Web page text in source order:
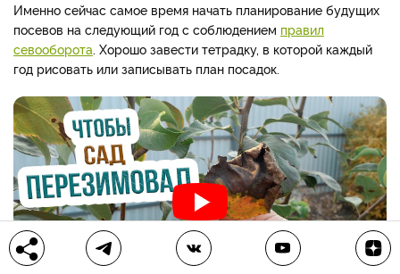
Именно сейчас самое время начать планирование будущих
посевов на следующий год с соблюдением правил
севооборота. Хорошо завести тетрадку, в которой каждый
год рисовать или записывать план посадок.